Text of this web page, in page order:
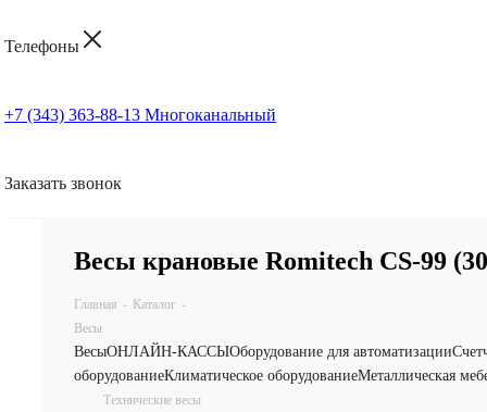
Телефоны
+7 (343) 363-88-13 Многоканальный
Заказать звонок
Весы крановые Romitech CS-99
Главная - Каталог -
Весы
ВесыОНЛАЙН-КАССЫОборудование для автоматизации
оборудованиеКлиматическое оборудованиеМеталлическая
Технические весы